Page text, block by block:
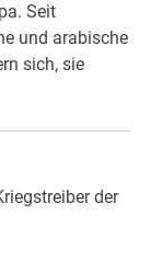
Seit
und arabische
sich, sie
der